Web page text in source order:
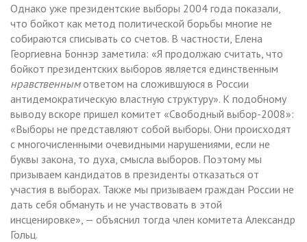
Однако уже президентские выборы 2004 года показали,
что бойкот как метод политической борьбы многие не
собираются списывать со счетов. В частности, Елена
Георгиевна Боннэр заметила: «Я продолжаю считать, что
бойкот президентских выборов является единственным
нравственнымответом на сложившуюся в России
антидемократическую властную структуру». К подобному
выводу вскоре пришел комитет «Свободный выбор-2008»:
«Выборы не представляют собой выборы. Они происходят
с многочисленными очевидными нарушениями, если не
буквы закона, то духа, смысла выборов. Поэтому мы
призываем кандидатов в президенты отказаться от
участия в выборах. Также мы призываем граждан России не
дать себя обмануть и не участвовать в этой
инсценировке», — объяснил тогда член комитета Александр
Гольц.